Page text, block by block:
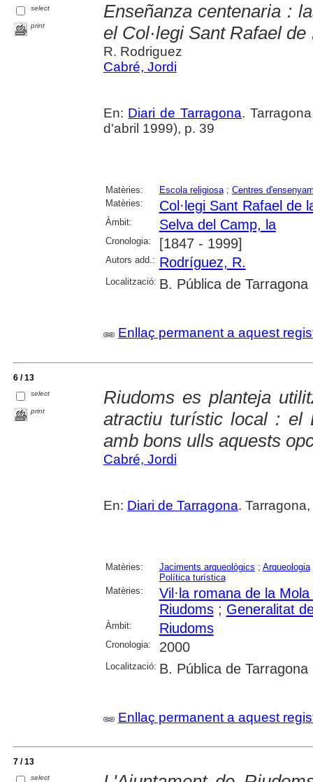
select
print
Enseñanza centenaria :
el Col·legi Sant Rafael
R. Rodriguez
Cabré, Jordi
En: Diari de Tarragona.
d'abril 1999), p. 39
Matèries: Escola religiosa; Centres
Matèries:
Col·legi Sant Rafael de
Àmbit: Selva del Camp, la
Cronologia: [1847 - 1999]
Autors add.: Rodríguez, R.
Localització: B. Pública de Tarragona
Enllaç permanent a aquest
6 / 13
select
print
Riudoms es planteja
atractiu turístic local : el
amb bons ulls aquests
Cabré, Jordi
En: Diari de Tarragona.
Matèries: Jaciments arqueològics ; Arqueologia
Política turística
Matèries:
Vil·la romana de la
Riudoms; Generalitat
Àmbit: Riudoms
Cronologia: 2000
Localització: B. Pública de Tarragona
Enllaç permanent a aquest
7 / 13
select